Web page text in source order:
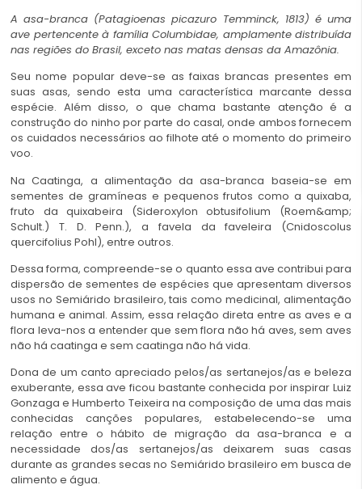
A asa-branca (Patagioenas picazuro Temminck, 1813) é uma
ave pertencente à família Columbidae, amplamente distribuída
nas regiões do Brasil, exceto nas matas densas da Amazônia.
Seu nome popular deve-se as faixas brancas presentes em
suas asas, sendo esta uma característica marcante dessa
espécie. Além disso, o que chama bastante atenção é a
construção do ninho por parte do casal, onde ambos fornecem
os cuidados necessários ao filhote até o momento do primeiro
voo.
Na Caatinga, a alimentação da asa-branca baseia-se em
sementes de gramíneas e pequenos frutos como a quixaba,
fruto da quixabeira (Sideroxylon obtusifolium (Roem&amp;
Schult.) T. D. Penn.), a favela da faveleira (Cnidoscolus
quercifolius Pohl), entre outros.
Dessa forma, compreende-se o quanto essa ave contribui para
dispersão de sementes de espécies que apresentam diversos
usos no Semiárido brasileiro, tais como medicinal, alimentação
humana e animal. Assim, essa relação direta entre as aves e a
flora leva-nos a entender que sem flora não há aves, sem aves
não há caatinga e sem caatinga não há vida.
Dona de um canto apreciado pelos/as sertanejos/as e beleza
exuberante, essa ave ficou bastante conhecida por inspirar Luiz
Gonzaga e Humberto Teixeira na composição de uma das mais
conhecidas canções populares, estabelecendo-se uma
relação entre o hábito de migração da asa-branca e a
necessidade dos/as sertanejos/as deixarem suas casas
durante as grandes secas no Semiárido brasileiro em busca de
alimento e água.